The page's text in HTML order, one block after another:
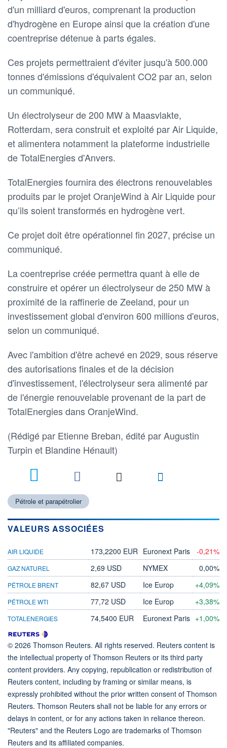
d'un milliard d'euros, comprenant la production
d'hydrogène en Europe ainsi que la création d'une
coentreprise détenue à parts égales.
Ces projets permettraient d'éviter jusqu'à 500.000
tonnes d'émissions d'équivalent CO2 par an, selon
un communiqué.
Un électrolyseur de 200 MW à Maasvlakte,
Rotterdam, sera construit et exploité par Air Liquide,
et alimentera notamment la plateforme industrielle
de TotalEnergies d'Anvers.
TotalEnergies fournira des électrons renouvelables
produits par le projet OranjeWind à Air Liquide pour
qu’ils soient transformés en hydrogène vert.
Ce projet doit être opérationnel fin 2027, précise un
communiqué.
La coentreprise créée permettra quant à elle de
construire et opérer un électrolyseur de 250 MW à
proximité de la raffinerie de Zeeland, pour un
investissement global d'environ 600 millions d'euros,
selon un communiqué.
Avec l'ambition d'être achevé en 2029, sous réserve
des autorisations finales et de la décision
d'investissement, l'électrolyseur sera alimenté par
de l'énergie renouvelable provenant de la part de
TotalEnergies dans OranjeWind.
(Rédigé par Etienne Breban, édité par Augustin
Turpin et Blandine Hénault)
Pétrole et parapétrolier
VALEURS ASSOCIÉES
AIR LIQUIDE 173,2200 EUR Euronext Paris -0,21%
GAZ NATUREL 2,69 USD NYMEX 0,00%
PÉTROLE BRENT 82,67 USD Ice Europ +4,09%
PÉTROLE WTI 77,72 USD Ice Europ +3,38%
TOTALENERGIES 74,5400 EUR Euronext Paris +1,00%
© 2026 Thomson Reuters. All rights reserved. Reuters content is
the intellectual property of Thomson Reuters or its third party
content providers. Any copying, republication or redistribution of
Reuters content, including by framing or similar means, is
expressly prohibited without the prior written consent of Thomson
Reuters. Thomson Reuters shall not be liable for any errors or
delays in content, or for any actions taken in reliance thereon.
"Reuters" and the Reuters Logo are trademarks of Thomson
Reuters and its affiliated companies.